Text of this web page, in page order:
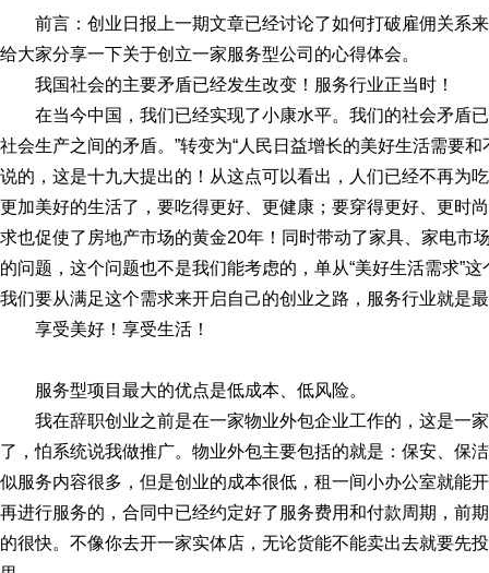
前言：创业日报上一期文章已经讨论了如何打破雇佣关系
给大家分享一下关于创立一家服务型公司的心得体会。
我国社会的主要矛盾已经发生改变！服务行业正当时！
在当今中国，我们已经实现了小康水平。我们的社会矛盾
社会生产之间的矛盾。”转变为“人民日益增长的美好生活需要
说的，这是十九大提出的！从这点可以看出，人们已经不再为
更加美好的生活了，要吃得更好、更健康；要穿得更好、更时
求也促使了房地产市场的黄金20年！同时带动了家具、家电市
的问题，这个问题也不是我们能考虑的，单从“美好生活需求”
我们要从满足这个需求来开启自己的创业之路，服务行业就是
享受美好！享受生活！
服务型项目最大的优点是低成本、低风险。
我在辞职创业之前是在一家物业外包企业工作的，这是一
了，怕系统说我做推广。物业外包主要包括的就是：保安、保
似服务内容很多，但是创业的成本很低，租一间小办公室就能
再进行服务的，合同中已经约定好了服务费用和付款周期，前
的很快。不像你去开一家实体店，无论货能不能卖出去就要先